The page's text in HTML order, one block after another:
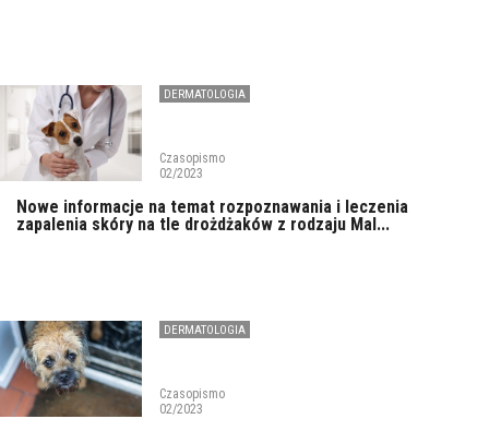
DERMATOLOGIA
Czasopismo
02/2023
Nowe informacje na temat rozpoznawania i leczenia
zapalenia skóry na tle drożdżaków z rodzaju Mal...
DERMATOLOGIA
Czasopismo
02/2023